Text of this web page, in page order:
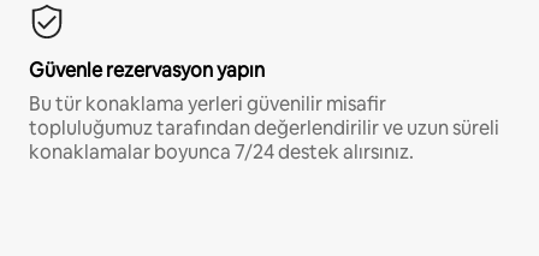
Güvenle rezervasyon yapın
Bu tür konaklama yerleri güvenilir misafir
topluluğumuz tarafından değerlendirilir ve uzun süreli
konaklamalar boyunca 7/24 destek alırsınız.